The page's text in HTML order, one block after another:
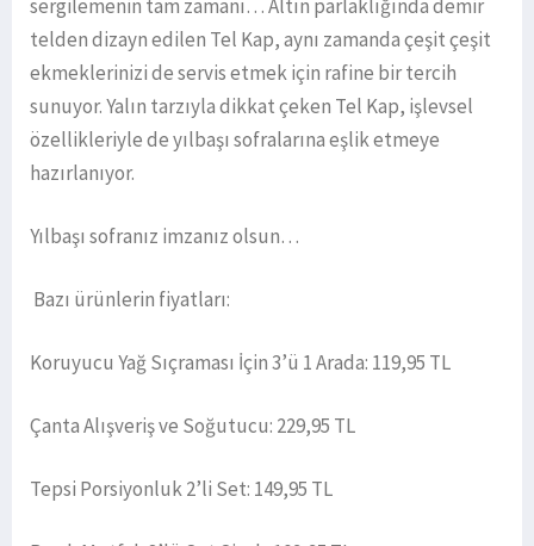
sergilemenin tam zamanı… Altın parlaklığında demir
telden dizayn edilen Tel Kap, aynı zamanda çeşit çeşit
ekmeklerinizi de servis etmek için rafine bir tercih
sunuyor. Yalın tarzıyla dikkat çeken Tel Kap, işlevsel
özellikleriyle de yılbaşı sofralarına eşlik etmeye
hazırlanıyor.
Yılbaşı sofranız imzanız olsun…
Bazı ürünlerin fiyatları:
Koruyucu Yağ Sıçraması İçin 3’ü 1 Arada: 119,95 TL
Çanta Alışveriş ve Soğutucu: 229,95 TL
Tepsi Porsiyonluk 2’li Set: 149,95 TL